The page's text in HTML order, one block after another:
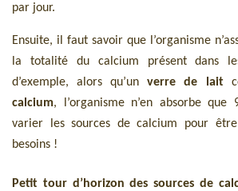
par jour.
Ensuite, il faut savoir que l’organisme
la totalité du calcium présent dans
d’exemple, alors qu’un
verre de lait
calcium, l’organisme n’en absorbe
varier les sources de calcium pour
besoins !
Petit tour d’horizon des sources de